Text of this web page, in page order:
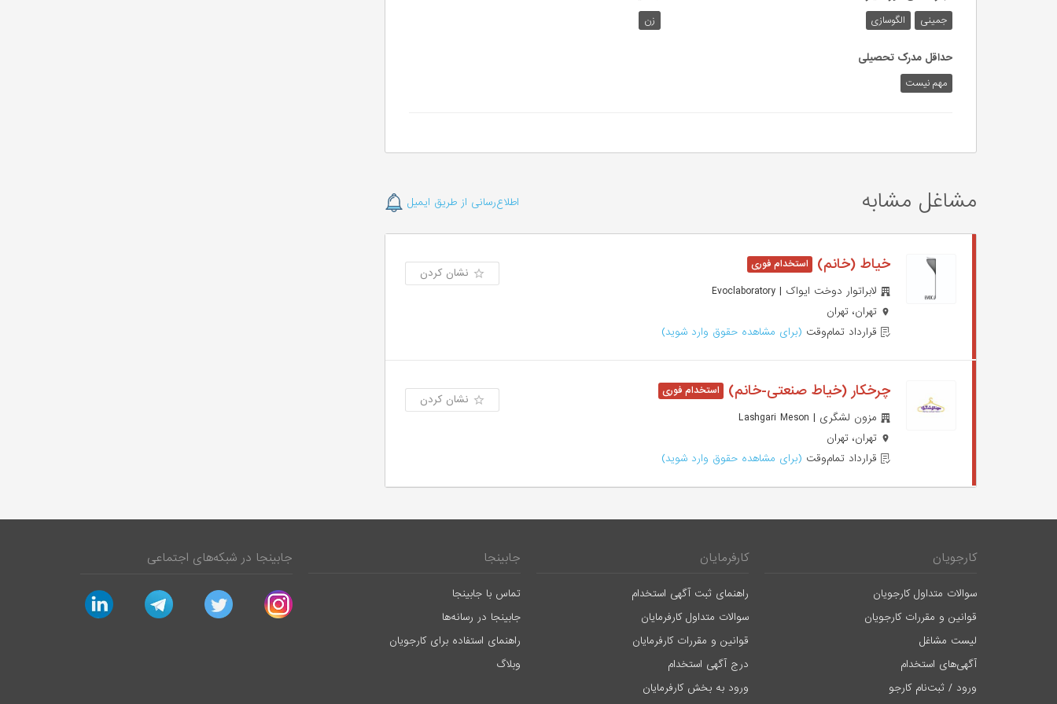
جمینی الگوسازی زن
حداقل مدرک تحصیلی
مهم نیست
مشاغل مشابه اطلاع‌رسانی از طریق ایمیل
خیاط (خانم)
لابراتوار دوخت ایواک | Evoclaboratory
تهران، تهران
قرارداد تمام‌وقت (برای مشاهده حقوق وارد شوید)
نشان کردن
چرخکار (خیاط صنعتی-خانم)
مزون لشگری | Lashgari Meson
تهران، تهران
قرارداد تمام‌وقت (برای مشاهده حقوق وارد شوید)
نشان کردن
کارجویان
سوالات متداول کارجویان
قوانین و مقررات کارجویان
لیست مشاغل
آگهی‌های استخدام
ورود / ثبت‌نام کارجو
کارفرمایان
راهنمای ثبت آگهی استخدام
سوالات متداول کارفرمایان
قوانین و مقررات کارفرمایان
درج آگهی استخدام
ورود به بخش کارفرمایان
جابینجا
تماس با جابینجا
جابینجا در رسانه‌ها
راهنمای استفاده برای کارجویان
وبلاگ
جابینجا در شبکه‌های اجتماعی
instagram
twitter
telegram
linkedin